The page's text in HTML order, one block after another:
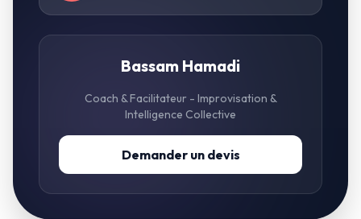
Bassam Hamadi
Coach & Facilitateur - Improvisation &
Intelligence Collective
Demander un devis